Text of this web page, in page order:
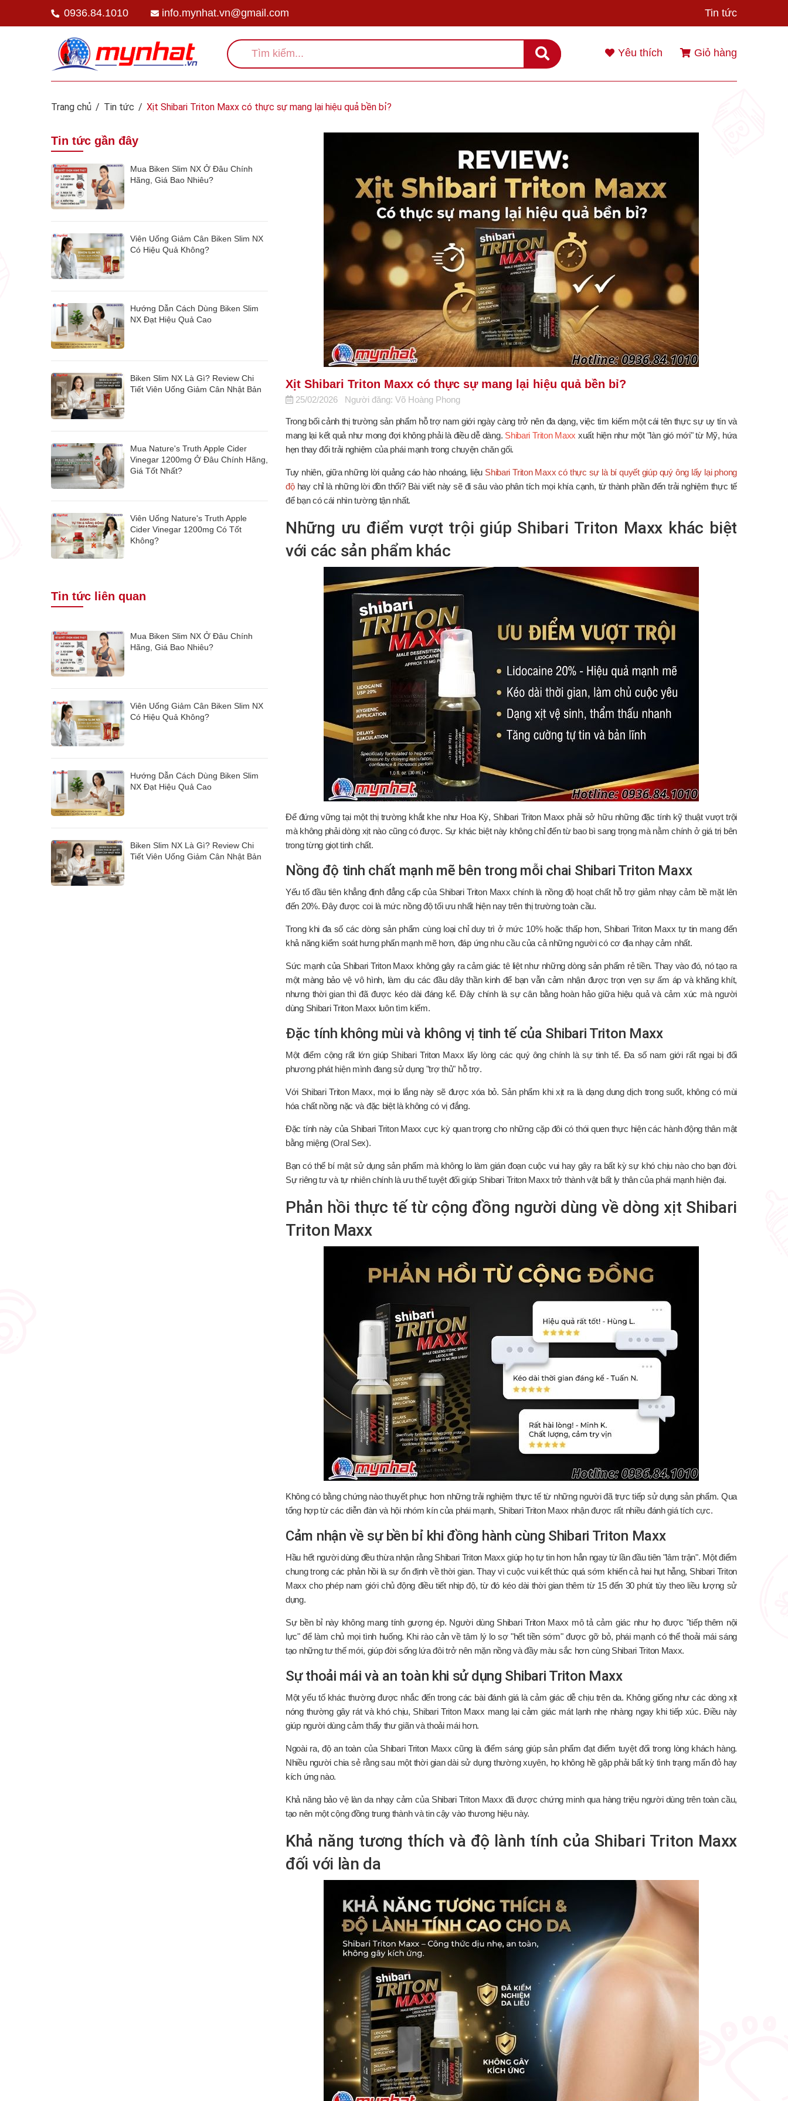
0936.84.1010 info.mynhat.vn@gmail.com Tin tức
Yêu thích Giỏ hàng
Trang chủ / Tin tức / Xịt Shibari Triton Maxx có thực sự mang lại hiệu quả bền bỉ?
Xịt Shibari Triton Maxx có thực sự mang lại hiệu quả bền bỉ?
25/02/2026 Người đăng: Võ Hoàng Phong
Trong bối cảnh thị trường sản phẩm hỗ trợ nam giới ngày càng trở nên đa dạng, việc tìm kiếm một cái tên thực sự uy tín và
mang lại kết quả như mong đợi không phải là điều dễ dàng. Shibari Triton Maxx xuất hiện như một "làn gió mới" từ Mỹ, hứa
hẹn thay đổi trải nghiệm của phái mạnh trong chuyện chăn gối.
Tuy nhiên, giữa những lời quảng cáo hào nhoáng, liệu Shibari Triton Maxx có thực sự là bí quyết giúp quý ông lấy lại phong
độhay chỉ là những lời đồn thổi? Bài viết này sẽ đi sâu vào phân tích mọi khía cạnh, từ thành phần đến trải nghiệm thực tế
để bạn có cái nhìn tường tận nhất.
Những ưu điểm vượt trội giúp Shibari Triton Maxx khác biệt
với các sản phẩm khác
Để đứng vững tại một thị trường khắt khe như Hoa Kỳ, Shibari Triton Maxx phải sở hữu những đặc tính kỹ thuật vượt trội
mà không phải dòng xịt nào cũng có được. Sự khác biệt này không chỉ đến từ bao bì sang trọng mà nằm chính ở giá trị bên
trong từng giọt tinh chất.
Nồng độ tinh chất mạnh mẽ bên trong mỗi chai Shibari Triton Maxx
Yếu tố đầu tiên khẳng định đẳng cấp của Shibari Triton Maxx chính là nồng độ hoạt chất hỗ trợ giảm nhạy cảm bề mặt lên
đến 20%. Đây được coi là mức nồng độ tối ưu nhất hiện nay trên thị trường toàn cầu.
Trong khi đa số các dòng sản phẩm cùng loại chỉ duy trì ở mức 10% hoặc thấp hơn, Shibari Triton Maxx tự tin mang đến
khả năng kiểm soát hưng phấn mạnh mẽ hơn, đáp ứng nhu cầu của cả những người có cơ địa nhạy cảm nhất.
Sức mạnh của Shibari Triton Maxx không gây ra cảm giác tê liệt như những dòng sản phẩm rẻ tiền. Thay vào đó, nó tạo ra
một màng bảo vệ vô hình, làm dịu các đầu dây thần kinh để bạn vẫn cảm nhận được trọn vẹn sự ấm áp và khăng khít,
nhưng thời gian thì đã được kéo dài đáng kể. Đây chính là sự cân bằng hoàn hảo giữa hiệu quả và cảm xúc mà người
dùng Shibari Triton Maxx luôn tìm kiếm.
Đặc tính không mùi và không vị tinh tế của Shibari Triton Maxx
Một điểm cộng rất lớn giúp Shibari Triton Maxx lấy lòng các quý ông chính là sự tinh tế. Đa số nam giới rất ngại bị đối
phương phát hiện mình đang sử dụng "trợ thủ" hỗ trợ.
Với Shibari Triton Maxx, mọi lo lắng này sẽ được xóa bỏ. Sản phẩm khi xịt ra là dạng dung dịch trong suốt, không có mùi
hóa chất nồng nặc và đặc biệt là không có vị đắng.
Đặc tính này của Shibari Triton Maxx cực kỳ quan trọng cho những cặp đôi có thói quen thực hiện các hành động thân mật
bằng miệng (Oral Sex).
Bạn có thể bí mật sử dụng sản phẩm mà không lo làm gián đoạn cuộc vui hay gây ra bất kỳ sự khó chịu nào cho bạn đời.
Sự riêng tư và tự nhiên chính là ưu thế tuyệt đối giúp Shibari Triton Maxx trở thành vật bất ly thân của phái mạnh hiện đại.
Phản hồi thực tế từ cộng đồng người dùng về dòng xịt Shibari
Triton Maxx
Không có bằng chứng nào thuyết phục hơn những trải nghiệm thực tế từ những người đã trực tiếp sử dụng sản phẩm. Qua
tổng hợp từ các diễn đàn và hội nhóm kín của phái mạnh, Shibari Triton Maxx nhận được rất nhiều đánh giá tích cực.
Cảm nhận về sự bền bỉ khi đồng hành cùng Shibari Triton Maxx
Hầu hết người dùng đều thừa nhận rằng Shibari Triton Maxx giúp họ tự tin hơn hẳn ngay từ lần đầu tiên "lâm trận". Một điểm
chung trong các phản hồi là sự ổn định về thời gian. Thay vì cuộc vui kết thúc quá sớm khiến cả hai hụt hẫng, Shibari Triton
Maxx cho phép nam giới chủ động điều tiết nhịp độ, từ đó kéo dài thời gian thêm từ 15 đến 30 phút tùy theo liều lượng sử
dụng.
Sự bền bỉ này không mang tính gượng ép. Người dùng Shibari Triton Maxx mô tả cảm giác như họ được "tiếp thêm nội
lực" để làm chủ mọi tình huống. Khi rào cản về tâm lý lo sợ "hết tiền sớm" được gỡ bỏ, phái mạnh có thể thoải mái sáng
tạo những tư thế mới, giúp đời sống lứa đôi trở nên mặn nồng và đầy màu sắc hơn cùng Shibari Triton Maxx.
Sự thoải mái và an toàn khi sử dụng Shibari Triton Maxx
Một yếu tố khác thường được nhắc đến trong các bài đánh giá là cảm giác dễ chịu trên da. Không giống như các dòng xịt
nóng thường gây rát và khó chịu, Shibari Triton Maxx mang lại cảm giác mát lạnh nhẹ nhàng ngay khi tiếp xúc. Điều này
giúp người dùng cảm thấy thư giãn và thoải mái hơn.
Ngoài ra, độ an toàn của Shibari Triton Maxx cũng là điểm sáng giúp sản phẩm đạt điểm tuyệt đối trong lòng khách hàng.
Nhiều người chia sẻ rằng sau một thời gian dài sử dụng thường xuyên, họ không hề gặp phải bất kỳ tình trạng mẩn đỏ hay
kích ứng nào.
Khả năng bảo vệ làn da nhạy cảm của Shibari Triton Maxx đã được chứng minh qua hàng triệu người dùng trên toàn cầu,
tạo nên một cộng đồng trung thành và tin cậy vào thương hiệu này.
Khả năng tương thích và độ lành tính của Shibari Triton Maxx
đối với làn da
Tin tức gần đây
Mua Biken Slim NX Ở Đâu Chính
Hãng, Giá Bao Nhiêu?
Viên Uống Giảm Cân Biken Slim NX
Có Hiệu Quả Không?
Hướng Dẫn Cách Dùng Biken Slim
NX Đạt Hiệu Quả Cao
Biken Slim NX Là Gì? Review Chi
Tiết Viên Uống Giảm Cân Nhật Bản
Mua Nature's Truth Apple Cider
Vinegar 1200mg Ở Đâu Chính Hãng,
Giá Tốt Nhất?
Viên Uống Nature's Truth Apple
Cider Vinegar 1200mg Có Tốt
Không?
Tin tức liên quan
Mua Biken Slim NX Ở Đâu Chính
Hãng, Giá Bao Nhiêu?
Viên Uống Giảm Cân Biken Slim NX
Có Hiệu Quả Không?
Hướng Dẫn Cách Dùng Biken Slim
NX Đạt Hiệu Quả Cao
Biken Slim NX Là Gì? Review Chi
Tiết Viên Uống Giảm Cân Nhật Bản